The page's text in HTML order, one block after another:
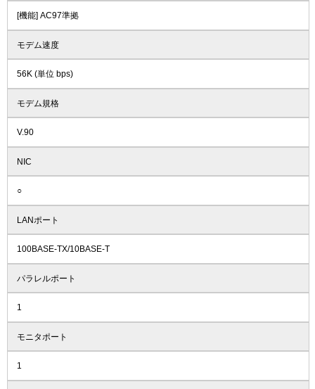
[機能] AC97準拠
モデム速度
56K (単位 bps)
モデム規格
V.90
NIC
○
LANポート
100BASE-TX/10BASE-T
パラレルポート
1
モニタポート
1